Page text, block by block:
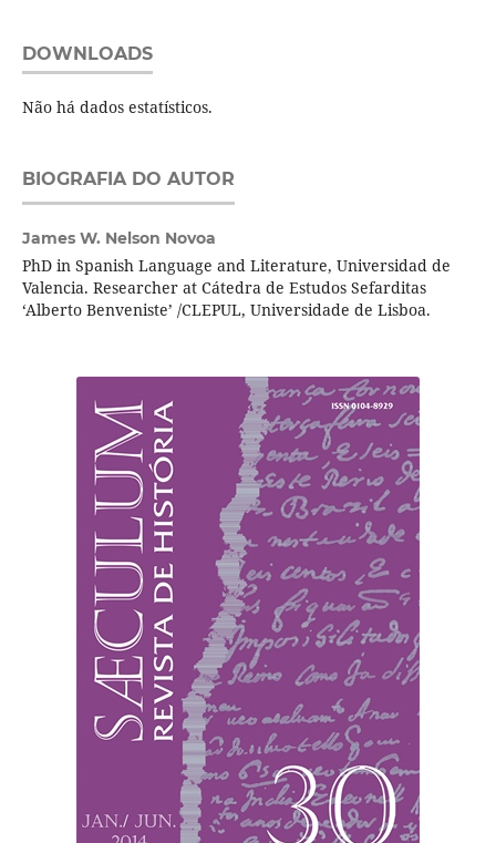
DOWNLOADS
Não há dados estatísticos.
BIOGRAFIA DO AUTOR
James W. Nelson Novoa
PhD in Spanish Language and Literature, Universidad de
Valencia. Researcher at Cátedra de Estudos Sefarditas
‘Alberto Benveniste’ /CLEPUL, Universidade de Lisboa.